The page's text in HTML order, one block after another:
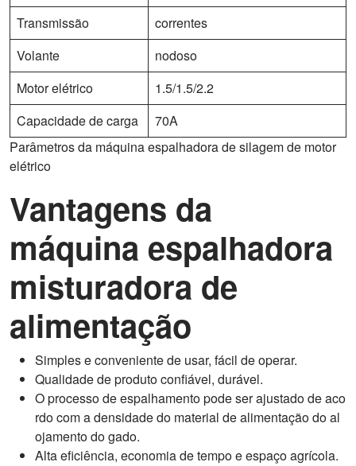
Transmissão
correntes
Volante
nodoso
Motor elétrico
1.5/1.5/2.2
Capacidade de carga
70A
Parâmetros da máquina espalhadora de silagem de motor
elétrico
Vantagens da
máquina espalhadora
misturadora de
alimentação
Simples e conveniente de usar, fácil de operar.
Qualidade de produto confiável, durável.
O processo de espalhamento pode ser ajustado de aco
rdo com a densidade do material de alimentação do al
ojamento do gado.
Alta eficiência, economia de tempo e espaço agrícola.